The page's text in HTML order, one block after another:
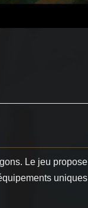
Le jeu propose
uniques